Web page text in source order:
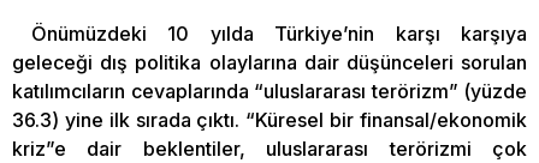
Önümüzdeki 10 yılda Türkiye’nin karşı karşıya
geleceği dış politika olaylarına dair düşünceleri sorulan
katılımcıların cevaplarında “uluslararası terörizm” (yüzde
36.3) yine ilk sırada çıktı. “Küresel bir finansal/ekonomik
kriz”e dair beklentiler, uluslararası terörizmi çok